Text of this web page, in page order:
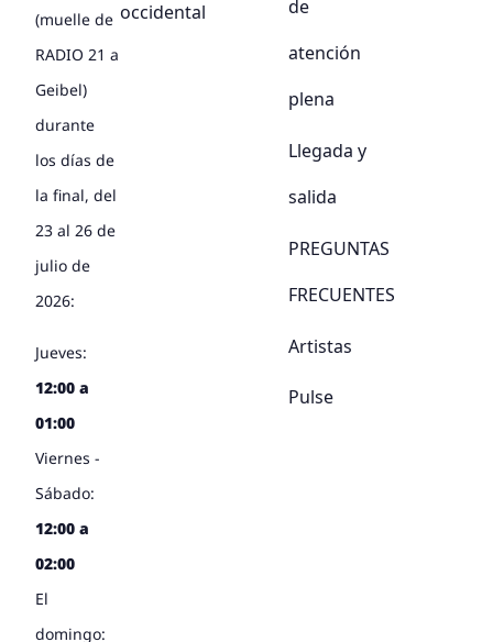
(muelle de
RADIO 21 a
Geibel)
durante
los días de
la final, del
23 al 26 de
julio de
2026:
Jueves:
12:00 a
01:00
Viernes -
Sábado:
12:00 a
02:00
El
domingo:
occidental
de
atención
plena
Llegada y
salida
PREGUNTAS
FRECUENTES
Artistas
Pulse